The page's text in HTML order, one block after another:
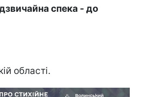
спека - до
області.